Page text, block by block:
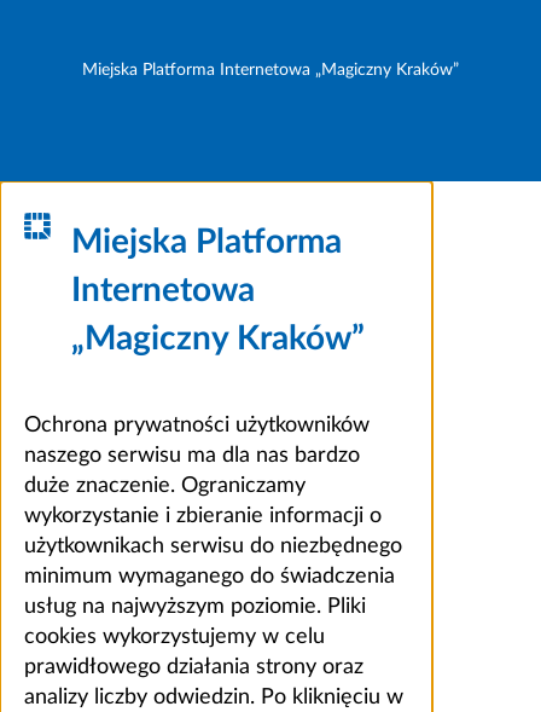
Miejska Platforma Internetowa „Magiczny Kraków”
Miejska Platforma
Internetowa
„Magiczny Kraków”
Ochrona prywatności użytkowników
naszego serwisu ma dla nas bardzo
duże znaczenie. Ograniczamy
wykorzystanie i zbieranie informacji o
użytkownikach serwisu do niezbędnego
minimum wymaganego do świadczenia
usług na najwyższym poziomie. Pliki
cookies wykorzystujemy w celu
prawidłowego działania strony oraz
analizy liczby odwiedzin. Po kliknięciu w